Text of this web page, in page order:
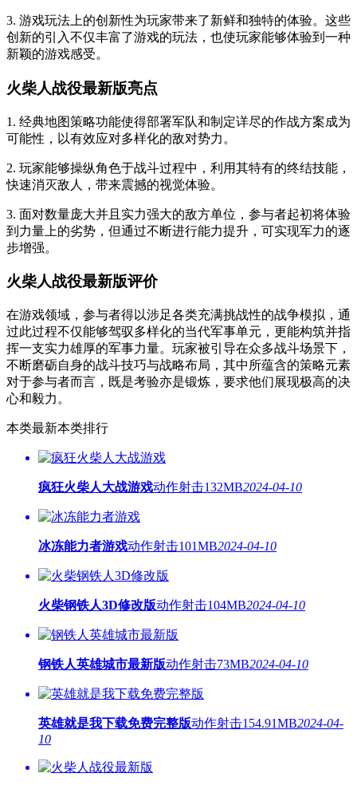
3. 游戏玩法上的创新性为玩家带来了新鲜和独特的体验。这些
创新的引入不仅丰富了游戏的玩法，也使玩家能够体验到一种
新颖的游戏感受。
火柴人战役最新版亮点
1. 经典地图策略功能使得部署军队和制定详尽的作战方案成为
可能性，以有效应对多样化的敌对势力。
2. 玩家能够操纵角色于战斗过程中，利用其特有的终结技能，
快速消灭敌人，带来震撼的视觉体验。
3. 面对数量庞大并且实力强大的敌方单位，参与者起初将体验
到力量上的劣势，但通过不断进行能力提升，可实现军力的逐
步增强。
火柴人战役最新版评价
在游戏领域，参与者得以涉足各类充满挑战性的战争模拟，通
过此过程不仅能够驾驭多样化的当代军事单元，更能构筑并指
挥一支实力雄厚的军事力量。玩家被引导在众多战斗场景下，
不断磨砺自身的战斗技巧与战略布局，其中所蕴含的策略元素
对于参与者而言，既是考验亦是锻炼，要求他们展现极高的决
心和毅力。
本类最新本类排行
疯狂火柴人大战游戏动作射击132MB2024-04-10
冰冻能力者游戏动作射击101MB2024-04-10
火柴钢铁人3D修改版动作射击104MB2024-04-10
钢铁人英雄城市最新版动作射击73MB2024-04-10
英雄就是我下载免费完整版动作射击154.91MB2024-04-
10